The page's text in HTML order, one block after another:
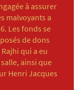
à assurer
malvoyants a
Les fonds se
de dons
qui a eu
ainsi que
Henri Jacques